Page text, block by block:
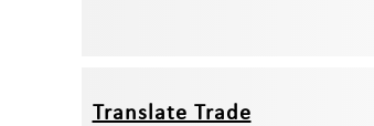
Translate Trade